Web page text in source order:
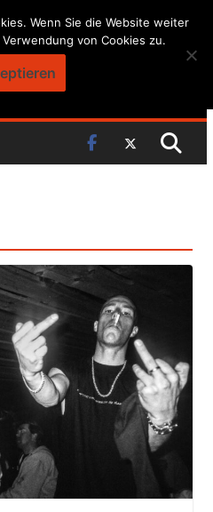
Wenn Sie die Website weiter
von Cookies zu.